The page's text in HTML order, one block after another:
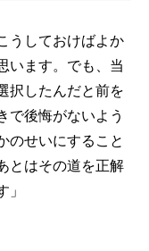
うしておけばよか
います。でも、当
択したんだと前を
で後悔がないよう
のせいにすること
とはその道を正解